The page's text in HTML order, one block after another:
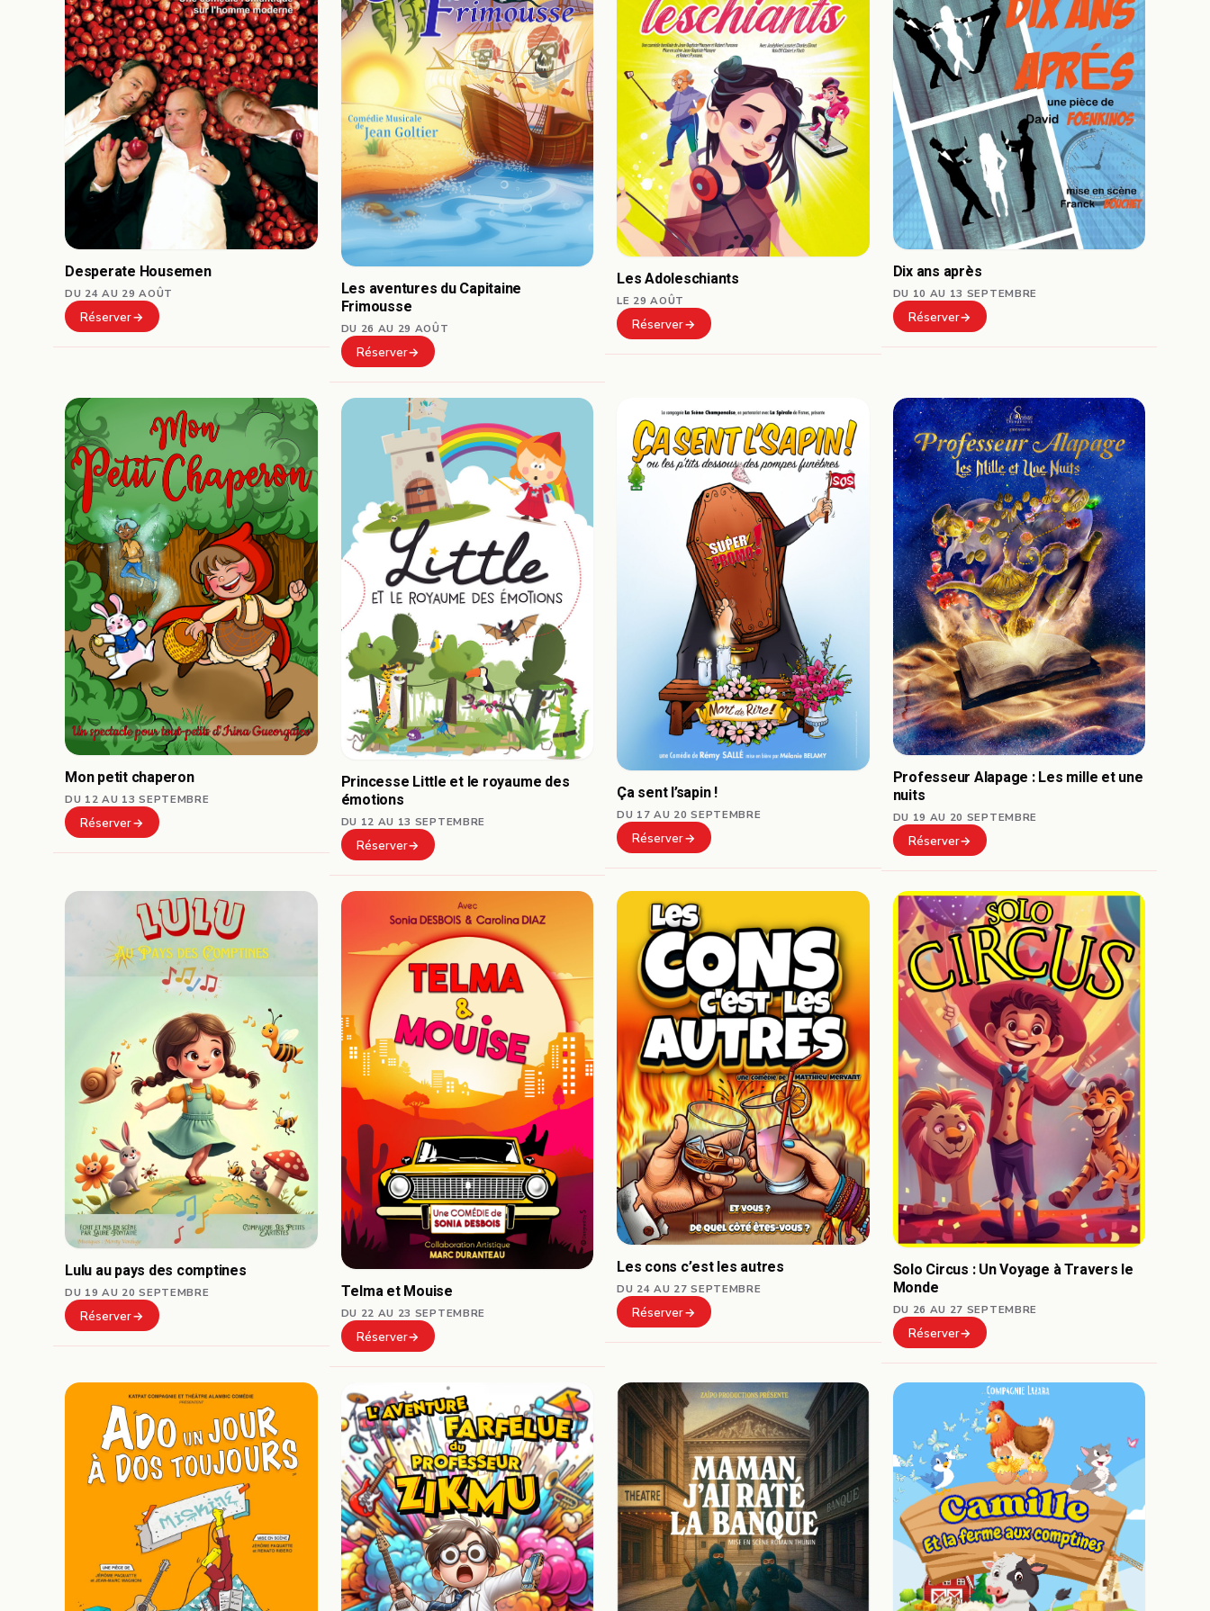
Desperate Housemen
DU 24 AU 29 AOÛT
Réserver
Les aventures du Capitaine
Frimousse
DU 26 AU 29 AOÛT
Réserver
Les Adoleschiants
LE 29 AOÛT
Réserver
Dix ans après
DU 10 AU 13 SEPTEMBRE
Réserver
Mon petit chaperon
DU 12 AU 13 SEPTEMBRE
Réserver
Princesse Little et le royaume des
émotions
DU 12 AU 13 SEPTEMBRE
Réserver
Ça sent l’sapin !
DU 17 AU 20 SEPTEMBRE
Réserver
Professeur Alapage : Les mille et une
nuits
DU 19 AU 20 SEPTEMBRE
Réserver
Lulu au pays des comptines
DU 19 AU 20 SEPTEMBRE
Réserver
Telma et Mouise
DU 22 AU 23 SEPTEMBRE
Réserver
Les cons c’est les autres
DU 24 AU 27 SEPTEMBRE
Réserver
Solo Circus : Un Voyage à Travers le
Monde
DU 26 AU 27 SEPTEMBRE
Réserver